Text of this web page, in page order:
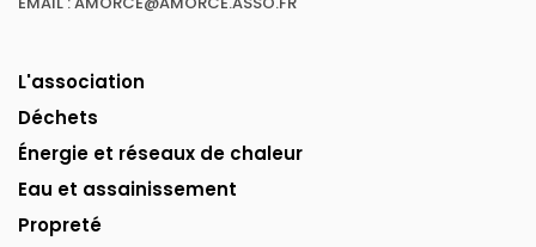
L'association
Déchets
Énergie et réseaux de chaleur
Eau et assainissement
Propreté